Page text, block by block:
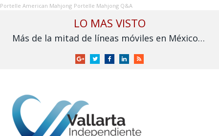
Portelle American Mahjong Portelle Mahjong Q&A
LO MAS VISTO
Más de la mitad de líneas móviles en México aún no se vinculan a la CURP
GoogleTwitterFacebookLinkedInRSS